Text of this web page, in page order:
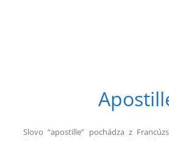
Slovo “apostille” pochádza z